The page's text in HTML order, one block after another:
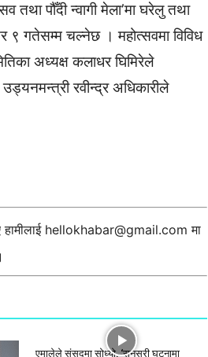
तथा पौँदी न्वागी मेला’मा घरेलु तथा
९ गतेसम्म चल्नेछ । महोत्सवमा विविध
अध्यक्ष कलाधर घिमिरेले
रवीन्द्र अधिकारीले
hellokhabar@gmail.com मा
एमालेले संसदमा सोध्यो, ‘सुनसरी घटनामा